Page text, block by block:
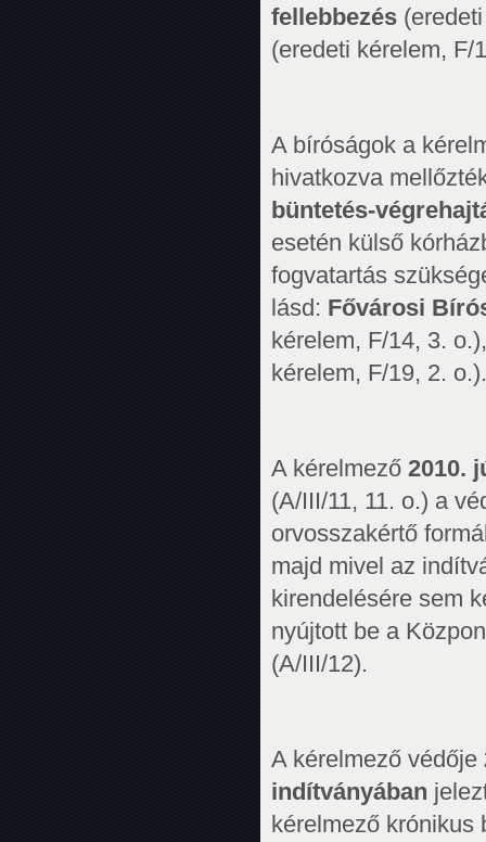
fellebbezés
(eredeti kérelem, F/
A bíróságok a
hivatkozva
büntetés-
esetén külső
fogvatartás
lásd: Fővárosi
kérelem, F/14, 3.
kérelem, F/19, 2.
A kérelmező 2010.
(A/III/11, 11. o.) a
orvosszakértő
majd mivel az
kirendelésére sem
nyújtott be a
(A/III/12).
A kérelmező védője
indítványában
kérelmező krónikus